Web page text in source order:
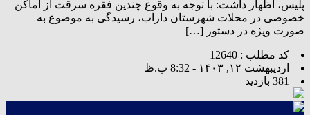
پلیس، اظهار داشت: با توجه به وقوع چندین فقره سرقت از اماکن
خصوصی در محلات شهرستان داراب، رسیدگی به موضوع به
صورت ویژه در دستور […]
کد مطلب : 12640
اردیبهشت ۱۲, ۱۴۰۳ - 8:32 ب.ظ
381 بازدید